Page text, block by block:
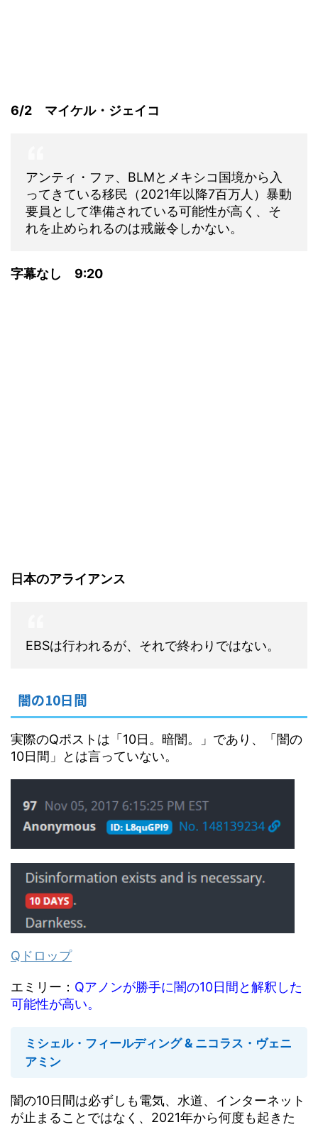
6/2 マイケル・ジェイコ
アンティ・ファ、BLMとメキシコ国境から入
ってきている移民（2021年以降7百万人）暴動
要員として準備されている可能性が高く、そ
れを止められるのは戒厳令しかない。
字幕なし 9:20
日本のアライアンス
EBSは行われるが、それで終わりではない。
闇の10日間
実際のQポストは「10日。暗闇。」であり、「闇の
10日間」とは言っていない。
Qドロップ
エミリー： Qアノンが勝手に闇の10日間と解釈した
可能性が高い。
ミシェル・フィールディング & ニコラス・ヴェニ
アミン
闇の10日間は必ずしも電気、水道、インターネット
が止まることではなく、2021年から何度も起きた